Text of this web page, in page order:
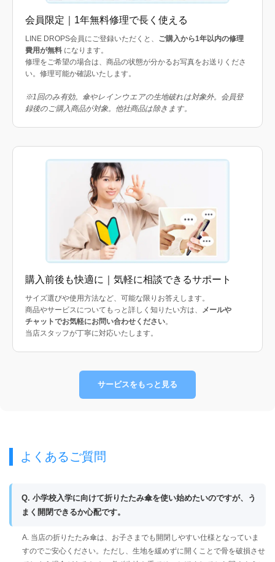
会員限定｜1年無料修理で長く使える
LINE DROPS会員にご登録いただくと、 ご購入から1年以内の修理
費用が無料 になります。
修理をご希望の場合は、商品の状態が分かるお写真をお送りくださ
い。修理可能か確認いたします。
※1回のみ有効。傘やレインウエアの生地破れは対象外。会員登
録後のご購入商品が対象。他社商品は除きます。
購入前後も快適に｜気軽に相談できるサポート
サイズ選びや使用方法など、可能な限りお答えします。
商品やサービスについてもっと詳しく知りたい方は、 メールや
チャットでお気軽にお問い合わせください。
当店スタッフが丁寧に対応いたします。
サービスをもっと見る
よくあるご質問
Q. 小学校入学に向けて折りたたみ傘を使い始めたいのですが、う
まく開閉できるか心配です。
A. 当店の折りたたみ傘は、お子さまでも開閉しやすい仕様となっていま
すのでご安心ください。ただし、生地を緩めずに開くことで骨を破損させ